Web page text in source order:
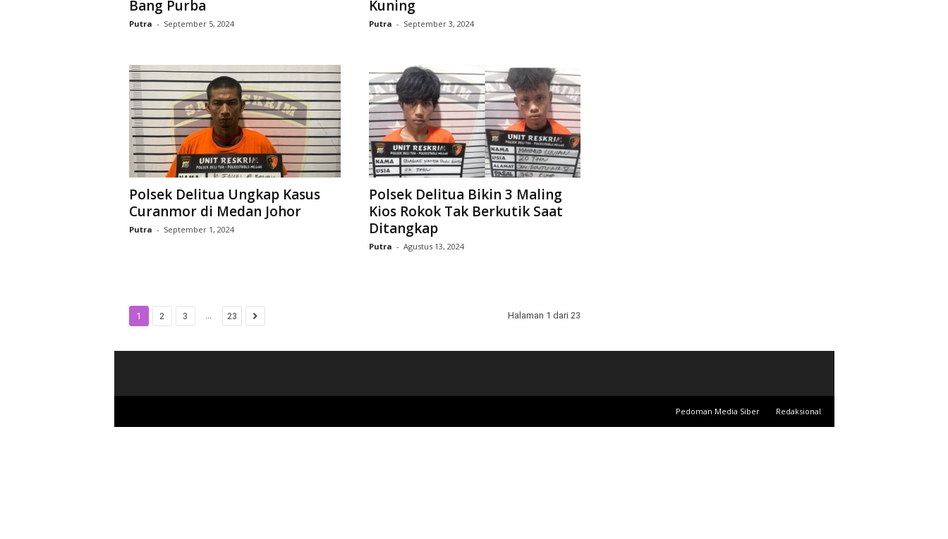
Bang Purba
Putra - September 5, 2024
Kuning
Putra - September 3, 2024
Polsek Delitua Ungkap Kasus
Curanmor di Medan Johor
Putra - September 1, 2024
Polsek Delitua Bikin 3 Maling
Kios Rokok Tak Berkutik Saat
Ditangkap
Putra - Agustus 13, 2024
1 2 3 ... 23 Halaman 1 dari 23
Pedoman Media Siber Redaksional